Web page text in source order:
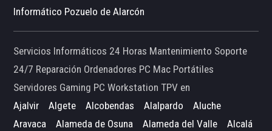
Informático Pozuelo de Alarcón
Servicios Informáticos 24 Horas Mantenimiento Soporte
24/7 Reparación Ordenadores PC Mac Portátiles
Servidores Gaming PC Workstation TPV en
Ajalvir
Algete Alcobendas Alalpardo
Aluche
Aravaca
Alameda de Osuna Alameda del Valle
Alcalá